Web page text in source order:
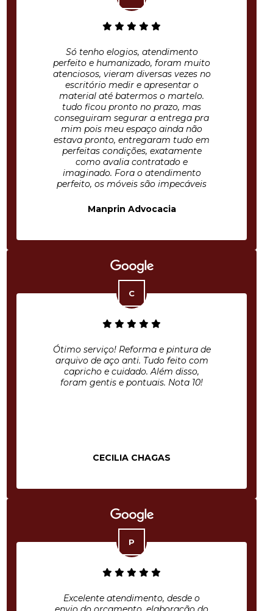
Só tenho elogios, atendimento
perfeito e humanizado, foram muito
atenciosos, vieram diversas vezes no
escritório medir e apresentar o
material até batermos o martelo.
tudo ficou pronto no prazo, mas
conseguiram segurar a entrega pra
mim pois meu espaço ainda não
estava pronto, entregaram tudo em
perfeitas condições, exatamente
como avalia contratado e
imaginado. Fora o atendimento
perfeito, os móveis são impecáveis
Manprin Advocacia
Ótimo serviço! Reforma e pintura de
arquivo de aço anti. Tudo feito com
capricho e cuidado. Além disso,
foram gentis e pontuais. Nota 10!
CECILIA CHAGAS
Excelente atendimento, desde o